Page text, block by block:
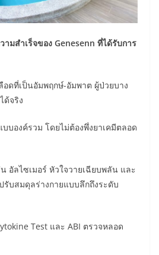
มสำเร็จของ Genesenn ที่ได้รับการ
ดที่เป็นอัมพฤกษ์-อัมพาต ผู้ป่วยบาง
ด้จริง
บองค์รวม โดยไม่ต้องพึ่งยาเคมีตลอด
อัลไซเมอร์ หัวใจวายเฉียบพลัน และ
รับสมดุลร่างกายแบบลึกถึงระดับ
Test และ ABI ตรวจหลอด